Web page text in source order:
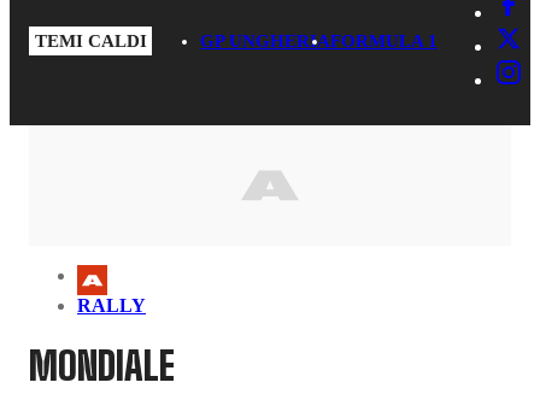
TEMI CALDI GP UNGHERIAFORMULA 1
RALLY
MONDIALE